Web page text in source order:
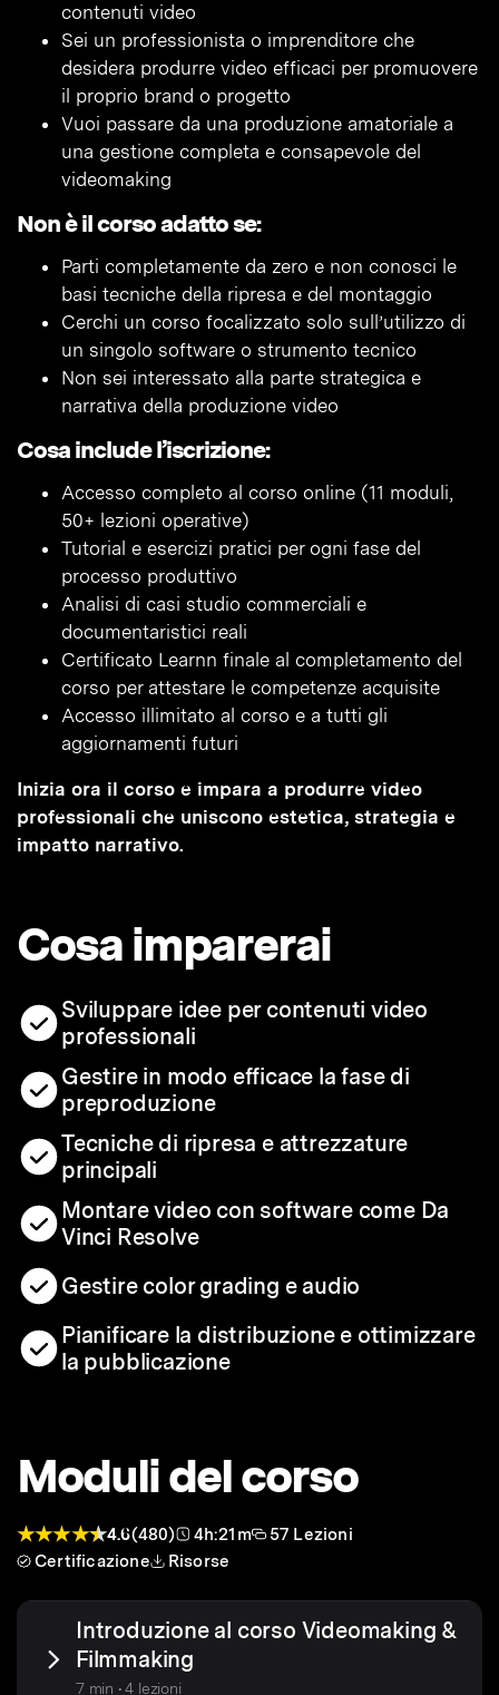
contenuti video
Sei un professionista o imprenditore che
desidera produrre video efficaci per promuovere
il proprio brand o progetto
Vuoi passare da una produzione amatoriale a
una gestione completa e consapevole del
videomaking
Non è il corso adatto se:
Parti completamente da zero e non conosci le
basi tecniche della ripresa e del montaggio
Cerchi un corso focalizzato solo sull’utilizzo di
un singolo software o strumento tecnico
Non sei interessato alla parte strategica e
narrativa della produzione video
Cosa include l’iscrizione:
Accesso completo al corso online (11 moduli,
50+ lezioni operative)
Tutorial e esercizi pratici per ogni fase del
processo produttivo
Analisi di casi studio commerciali e
documentaristici reali
Certificato Learnn finale al completamento del
corso per attestare le competenze acquisite
Accesso illimitato al corso e a tutti gli
aggiornamenti futuri
Inizia ora il corso e impara a produrre video
professionali che uniscono estetica, strategia e
impatto narrativo.
Cosa imparerai
Sviluppare idee per contenuti video
professionali
Gestire in modo efficace la fase di
preproduzione
Tecniche di ripresa e attrezzature
principali
Montare video con software come Da
Vinci Resolve
Gestire color grading e audio
Pianificare la distribuzione e ottimizzare
la pubblicazione
Moduli del corso
4.6(480) 4h:21m
57 Lezioni
Certificazione
Risorse
Introduzione al corso Videomaking &
Filmmaking
7 min • 4 lezioni